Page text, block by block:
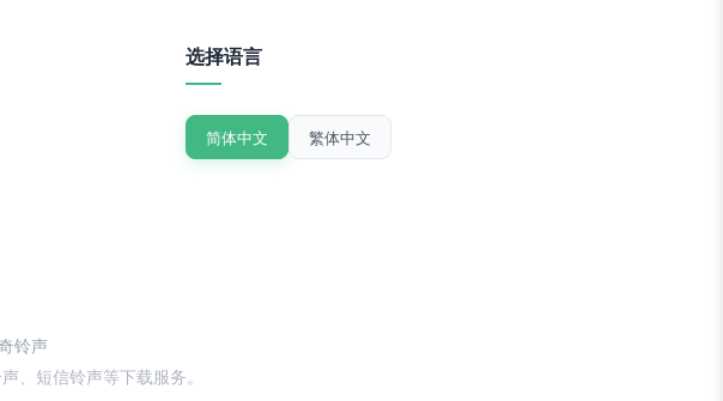
选择语言
简体中文 繁体中文
铃声
、短信铃声等下载服务。